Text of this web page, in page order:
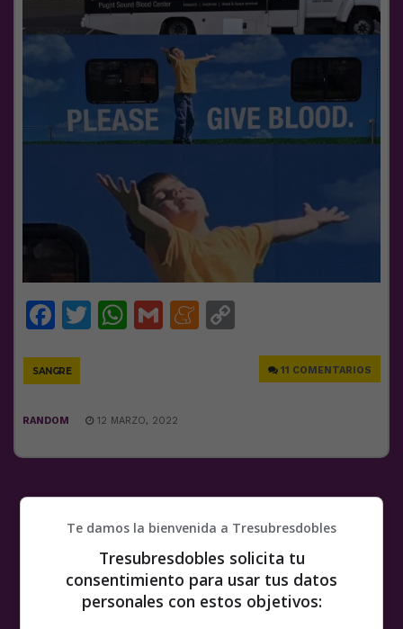
Facebook
Twitter
WhatsApp
GmailMeneame
SANGRE 11 COMENTARIOS
RANDOM 12 MARZO, 2022
Te damos la bienvenida a Tresubresdobles
Tresubresdobles solicita tu
consentimiento para usar tus datos
personales con estos objetivos: